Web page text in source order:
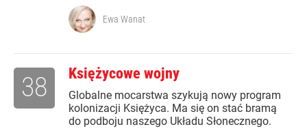
Ewa Wanat
Księżycowe wojny
Globalne mocarstwa szykują nowy program
kolonizacji Księżyca. Ma się on stać bramą
do podboju naszego Układu Słonecznego.
38